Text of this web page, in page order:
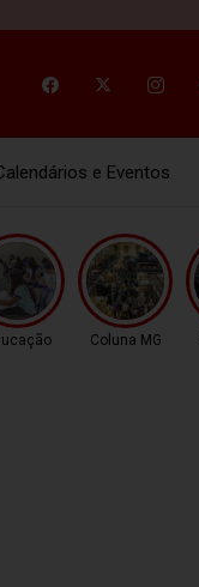
e Eventos
Coluna MG